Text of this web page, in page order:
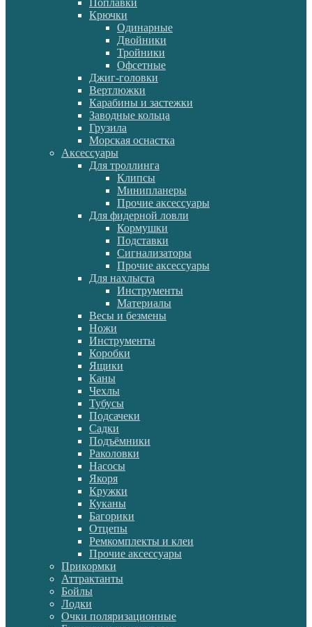
Поплавки
Крючки
Одинарные
Двойники
Тройники
Офсетные
Джиг-головки
Вертлюжки
Карабины и застежки
Заводные кольца
Грузила
Морская оснастка
Аксессуары
Для троллинга
Клипсы
Минипланеры
Прочие аксессуары
Для фидерной ловли
Кормушки
Подставки
Сигнализаторы
Прочие аксессуары
Для нахлыста
Инструменты
Материалы
Весы и безмены
Ножи
Инструменты
Коробки
Ящики
Каны
Чехлы
Тубусы
Подсачеки
Садки
Подъёмники
Раколовки
Насосы
Якоря
Кружки
Куканы
Багорики
Отцепы
Ремкомплекты и клеи
Прочие аксессуары
Прикормки
Аттрактанты
Бойлы
Лодки
Очки поляризационные